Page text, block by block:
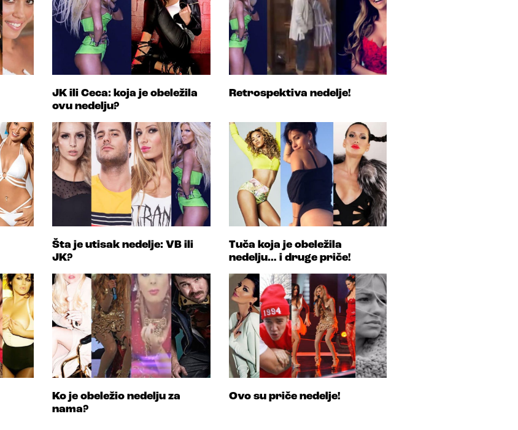
JK ili Ceca: koja je obeležila
ovu nedelju?
Retrospektiva nedelje!
Šta je utisak nedelje: VB ili
JK?
Tuča koja je obeležila
nedelju… i druge priče!
Ko je obeležio nedelju za
nama?
Ovo su priče nedelje!